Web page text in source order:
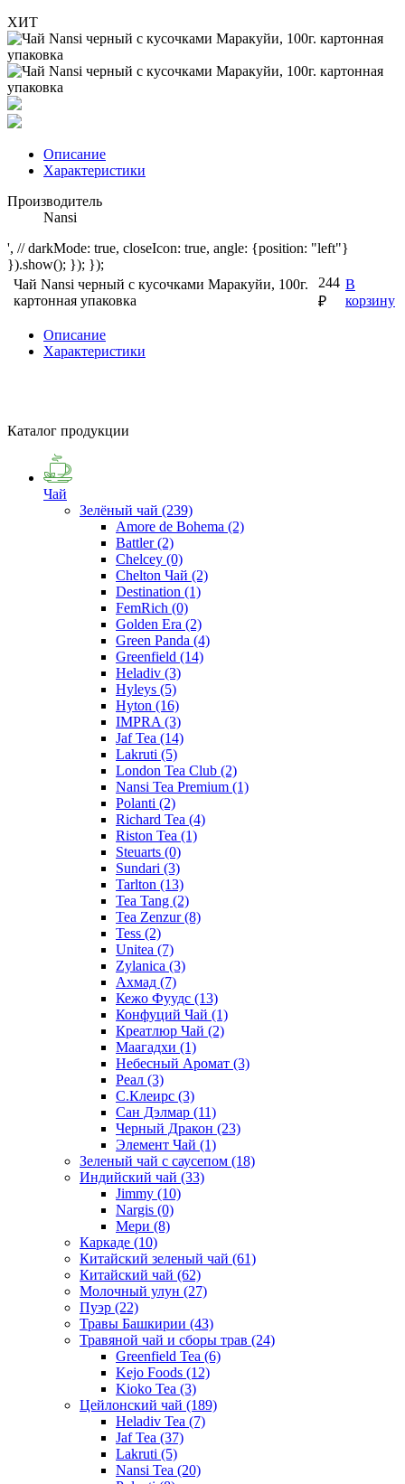
ХИТ
Описание
Характеристики
Производитель
Nansi
', // darkMode: true, closeIcon: true, angle: {position: "left"}
}).show(); }); });
Чай Nansi черный с кусочками Маракуйи, 100г.
картонная упаковка
244
₽
В
корзину
Описание
Характеристики
Каталог продукции
Чай
Зелёный чай (239)
Amore de Bohema (2)
Battler(2)
Chelcey (0)
Chelton Чай (2)
Destination (1)
FemRich (0)
Golden Era (2)
Green Panda (4)
Greenfield (14)
Heladiv (3)
Hyleys (5)
Hyton (16)
IMPRA (3)
Jaf Tea (14)
Lakruti (5)
London Tea Club (2)
Nansi Tea Premium (1)
Polanti (2)
Richard Tea (4)
Riston Tea (1)
Steuarts (0)
Sundari (3)
Tarlton (13)
Tea Tang (2)
Tea Zenzur(8)
Tess (2)
Unitea (7)
Zylanica (3)
Ахмад (7)
Кежо Фуудс (13)
Конфуций Чай (1)
Креатлюр Чай (2)
Маагадхи (1)
Небесный Аромат (3)
Реал (3)
С.Клеирс (3)
Сан Дэлмар (11)
Черный Дракон (23)
Элемент Чай (1)
Зеленый чай с саусепом (18)
Индийский чай (33)
Jimmy (10)
Nargis (0)
Мери (8)
Каркаде (10)
Китайский зеленый чай (61)
Китайский чай (62)
Молочный улун (27)
Пуэр (22)
Травы Башкирии (43)
Травяной чай и сборы трав (24)
Greenfield Tea (6)
Kejo Foods (12)
Kioko Tea (3)
Цейлонский чай (189)
Heladiv Tea (7)
Jaf Tea (37)
Lakruti (5)
Nansi Tea (20)